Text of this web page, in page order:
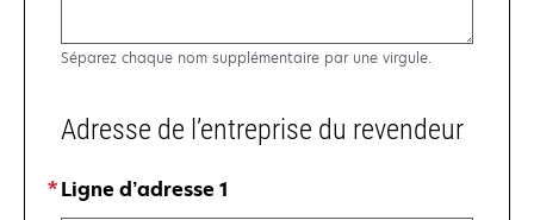
Séparez chaque nom supplémentaire par une virgule.
Adresse de l’entreprise du revendeur
Ligne d’adresse 1